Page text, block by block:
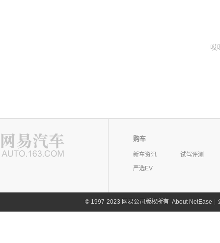
哎
购车
新车资讯
试驾评测
严选EV
©1997-2023 网易公司版权所有 About NetEase